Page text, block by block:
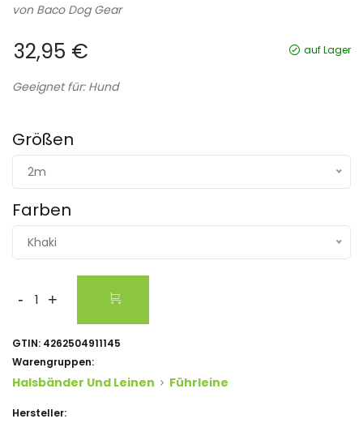
von Baco Dog Gear
32,95 € auf Lager
Geeignet für: Hund
Größen
2m
Farben
Khaki
- +
GTIN: 4262504911145
Warengruppen:
Halsbänder Und Leinen Führleine
Hersteller: